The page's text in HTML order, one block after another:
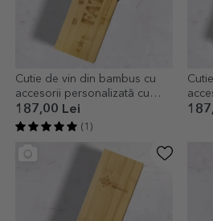
Cutie de vin din bambus cu
accesorii personalizată cu
mesaj - The best
187,00 Lei
(1)
logo